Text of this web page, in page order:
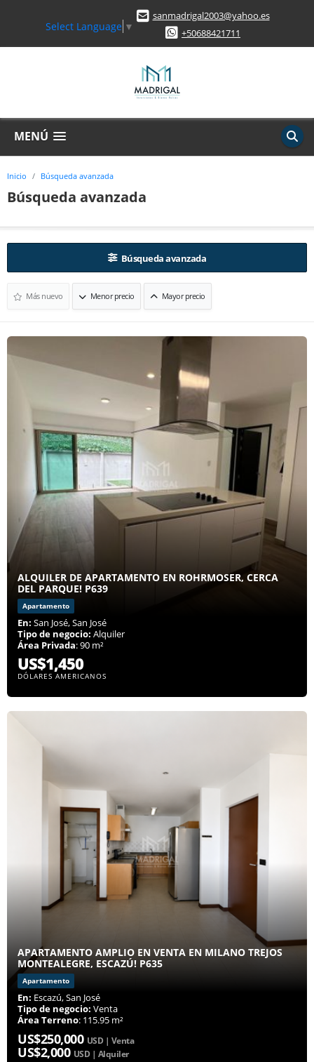
Select Language ▼
sanmadrigal2003@yahoo.es
+50688421711
MENÚ
Inicio Búsqueda avanzada
Búsqueda avanzada
Búsqueda avanzada
Más nuevo Menor precio Mayor precio
ALQUILER DE APARTAMENTO EN ROHRMOSER, CERCA
DEL PARQUE! P639
Apartamento
En: San José, San José
Tipo de negocio: Alquiler
Área Privada: 90 m²
US$1,450
DÓLARES AMERICANOS
APARTAMENTO AMPLIO EN VENTA EN MILANO TREJOS
MONTEALEGRE, ESCAZÚ! P635
Apartamento
En: Escazú, San José
Tipo de negocio: Venta
Área Terreno: 115.95 m²
US$250,000 USD | Venta
US$2,000 USD | Alquiler